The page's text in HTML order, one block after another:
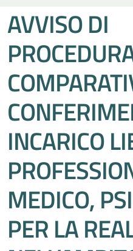
AVVISO DI
INCARICO
MEDICO,
PER LA